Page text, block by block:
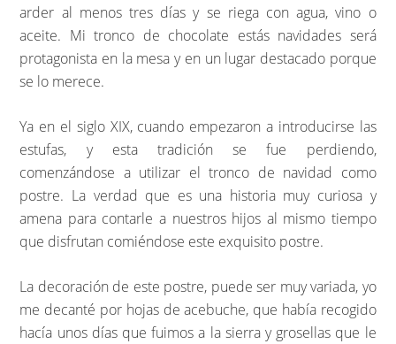
arder al menos tres días y se riega con agua, vino o
aceite. Mi tronco de chocolate estás navidades será
protagonista en la mesa y en un lugar destacado porque
se lo merece.
Ya en el siglo XIX, cuando empezaron a introducirse las
estufas, y esta tradición se fue perdiendo,
comenzándose a utilizar el tronco de navidad como
postre. La verdad que es una historia muy curiosa y
amena para contarle a nuestros hijos al mismo tiempo
que disfrutan comiéndose este exquisito postre.
La decoración de este postre, puede ser muy variada, yo
me decanté por hojas de acebuche, que había recogido
hacía unos días que fuimos a la sierra y grosellas que le